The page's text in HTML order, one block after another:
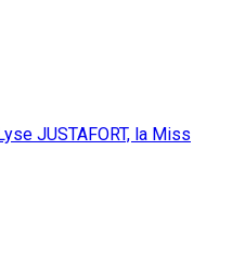
JUSTAFORT, la Miss